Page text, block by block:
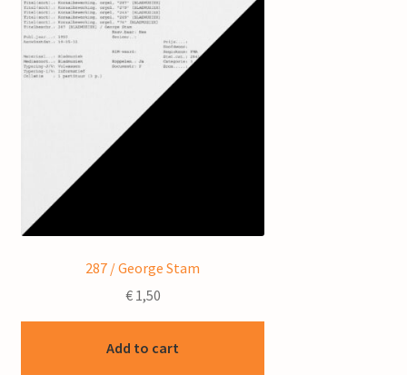
287 / George Stam
€1,50
Add to cart